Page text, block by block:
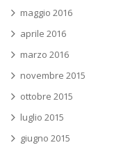
maggio 2016
aprile 2016
marzo 2016
novembre 2015
ottobre 2015
luglio 2015
giugno 2015